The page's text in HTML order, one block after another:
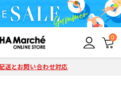
0
送とお問い合わせ対応